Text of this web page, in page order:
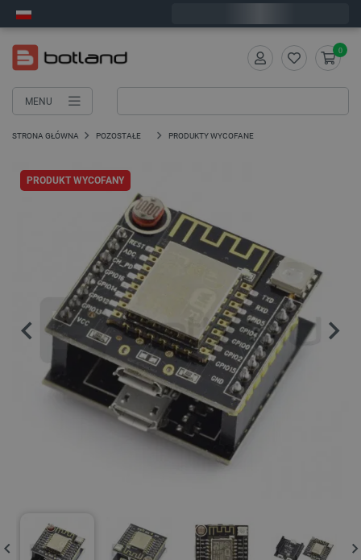
MENU
0
STRONA GŁÓWNA POZOSTAŁE PRODUKTY WYCOFANE
PRODUKT WYCOFANY